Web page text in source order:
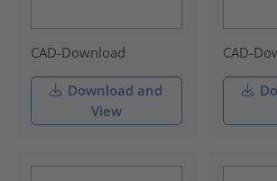
CAD-Download
Download and
View
CAD-